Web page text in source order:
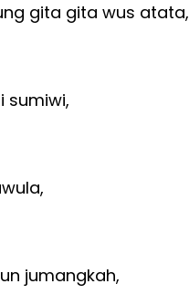
gita gita wus atata,
sumiwi,
jumangkah,